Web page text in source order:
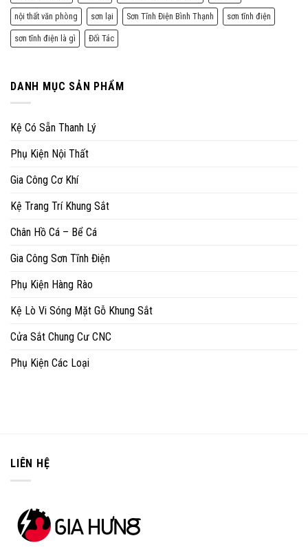
nội thất văn phòng sơn lại Sơn Tĩnh Điện Bình Thạnh sơn tĩnh điện
sơn tĩnh điện là gì Đối Tác
DANH MỤC SẢN PHẨM
Kệ Có Sẵn Thanh Lý
Phụ Kiện Nội Thất
Gia Công Cơ Khí
Kệ Trang Trí Khung Sắt
Chân Hồ Cá – Bể Cá
Gia Công Sơn Tĩnh Điện
Phụ Kiện Hàng Rào
Kệ Lò Vi Sóng Mặt Gỗ Khung Sắt
Cửa Sắt Chung Cư CNC
Phụ Kiện Các Loại
LIÊN HỆ